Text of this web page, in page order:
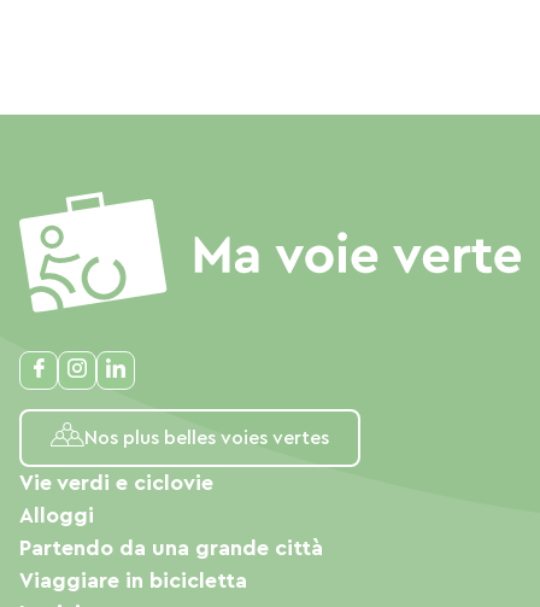
Nos plus belles voies vertes
Vie verdi e ciclovie
Alloggi
Partendo da una grande città
Viaggiare in bicicletta